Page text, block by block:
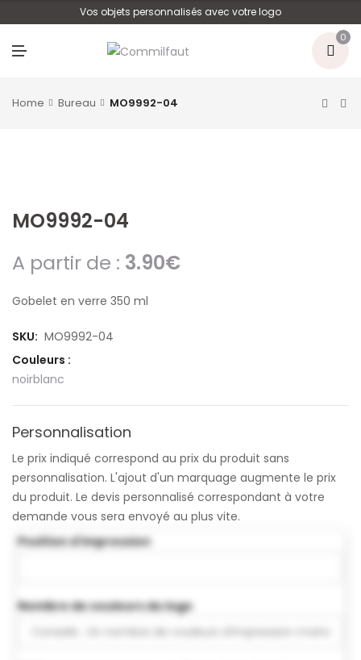
Vos objets personnalisés avec votre logo
0
Home Bureau MO9992-04
MO9992-04
A partir de : 3.90€
Gobelet en verre 350 ml
SKU: MO9992-04
Couleurs :
noirblanc
Personnalisation
Le prix indiqué correspond au prix du produit sans
personnalisation. L'ajout d'un marquage augmente le prix
du produit. Le devis personnalisé correspondant à votre
demande vous sera envoyé au plus vite.
Position d'impression
Nombre de couleurs du logo